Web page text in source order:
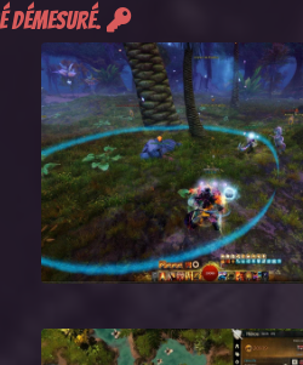
démesuré.